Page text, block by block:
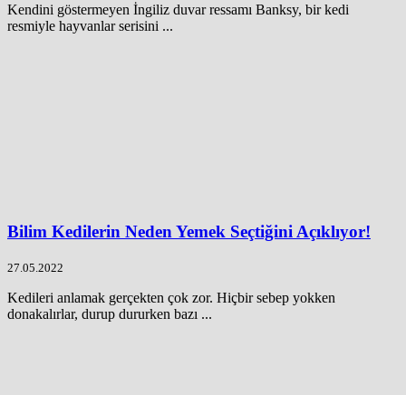
Kendini göstermeyen İngiliz duvar ressamı Banksy, bir kedi
resmiyle hayvanlar serisini ...
Bilim Kedilerin Neden Yemek Seçtiğini Açıklıyor!
27.05.2022
Kedileri anlamak gerçekten çok zor. Hiçbir sebep yokken
donakalırlar, durup dururken bazı ...